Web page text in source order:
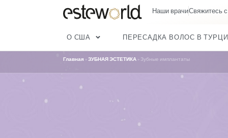
Наши
Главная»ЗУБНАЯ ЭСТЕТИКА»Зубные